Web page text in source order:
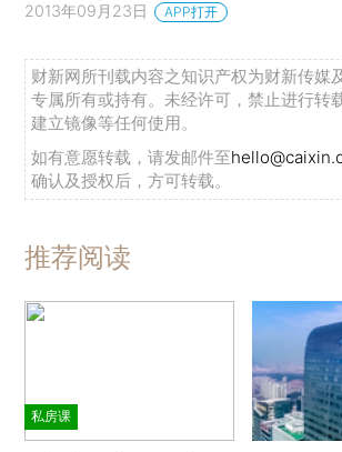
2013年09月23日 APP打开
财新网所刊载内容之知识产权为财新传媒
专属所有或持有。未经许可，禁止进行转
建立镜像等任何使用。
如有意愿转载，请发邮件至
确认及授权后，方可转载。
推荐阅读
私房课